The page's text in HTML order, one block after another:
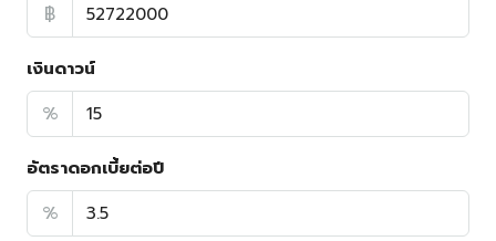
฿
เงินดาวน์
%
อัตราดอกเบี้ยต่อปี
%